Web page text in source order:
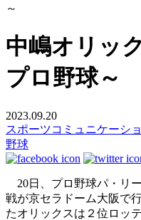
～
中嶋オリッ
プロ野球～
2023.09.20
スポーツコミュニケーシ
野球
20日、プロ野球パ・リ
戦が京セラドーム大阪で
たオリックスは２位ロッ